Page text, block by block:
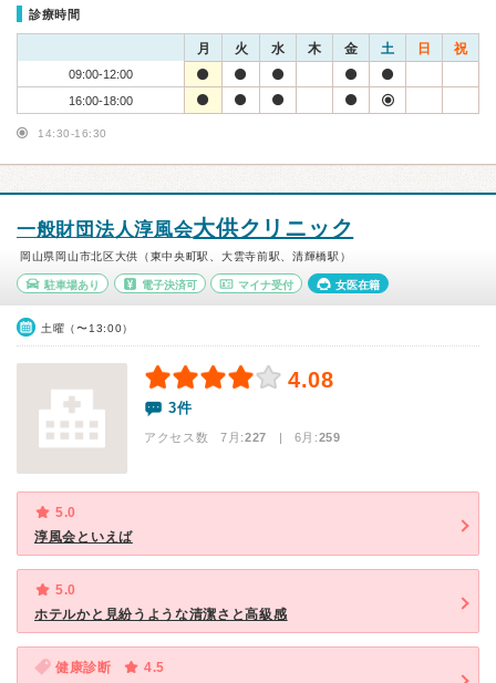
診療時間
月 火 水 木 金 土 日 祝
09:00-12:00
16:00-18:00
14:30-16:30
一般財団法人淳風会大供クリニック
岡山県岡山市北区大供（東中央町駅、大雲寺前駅、清輝橋駅）
駐車場あり 電子決済可 マイナ受付 女医在籍
土曜（〜13:00）
4.08
3件
アクセス数 7月:227 | 6月:259
5.0
淳風会といえば
5.0
ホテルかと見紛うような清潔さと高級感
健康診断
4.5